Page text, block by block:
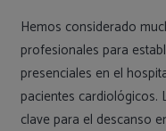
Hemos considerado
profesionales para
presenciales en el
pacientes cardiológicos.
clave para el descanso